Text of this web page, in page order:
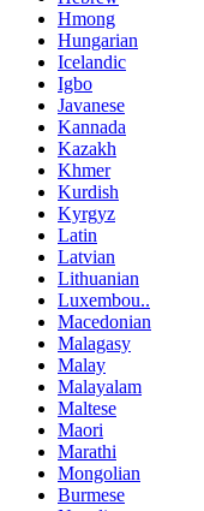
Hmong
Hungarian
Icelandic
Igbo
Javanese
Kannada
Kazakh
Khmer
Kurdish
Kyrgyz
Latin
Latvian
Lithuanian
Luxembou..
Macedonian
Malagasy
Malay
Malayalam
Maltese
Maori
Marathi
Mongolian
Burmese